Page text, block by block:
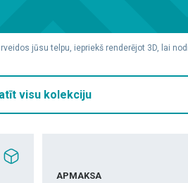
jūsu telpu, iepriekš renderējot 3D, lai
visu kolekciju
APMAKSA